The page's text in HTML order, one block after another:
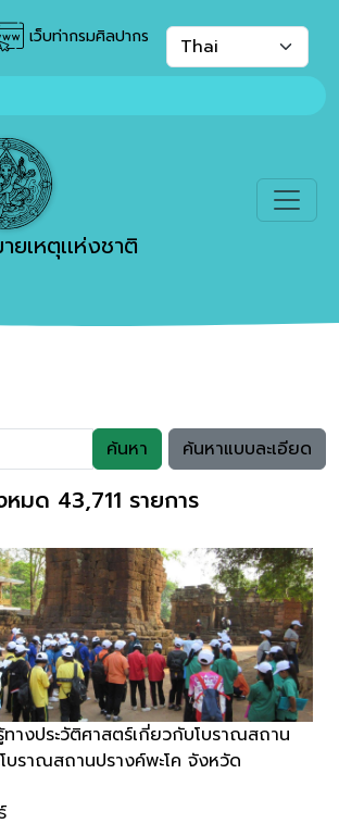
เว็บท่ากรมศิลปากร
เหตุเเห่งชาติ
ค้นหา ค้นหาแบบละเอียด
มด 43,711 รายการ
ทางประวัติศาสตร์เกี่ยวกับโบราณสถาน
บราณสถานปรางค์พะโค จังหวัด